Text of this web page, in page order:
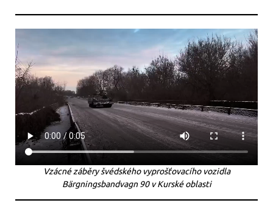
Vzácné záběry švédského vyprošťovacího vozidla
Bärgningsbandvagn 90 v Kurské oblasti